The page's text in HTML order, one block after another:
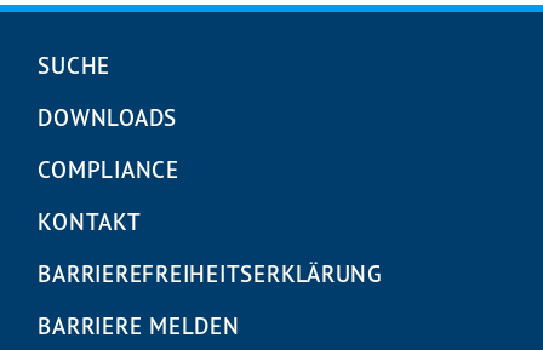
Navigation
SUCHE
DOWNLOADS
COMPLIANCE
KONTAKT
BARRIEREFREIHEITS­ERKLÄRUNG
BARRIERE MELDEN